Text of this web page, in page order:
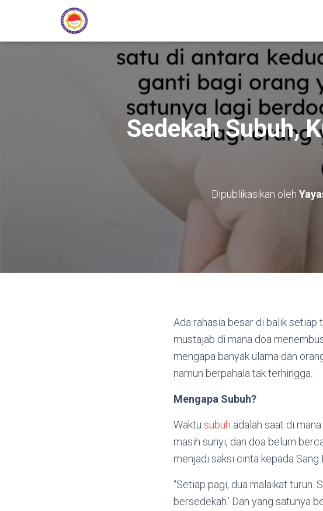
Sedekah Subuh,
Dipublikasikan oleh
Ada rahasia besar di balik setiap
mustajab di mana doa
mengapa banyak ulama dan
namun berpahala tak terhingga.
Mengapa Subuh?
Waktu subuh adalah saat di
masih sunyi, dan doa belum
menjadi saksi cinta kepada
“Setiap pagi, dua malaikat turun.
bersedekah.’ Dan yang satunya